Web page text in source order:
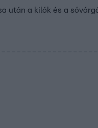
után a kilók és a